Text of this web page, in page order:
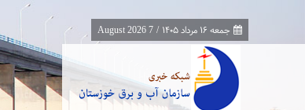
جمعه ۱۶ مرداد ۱۴۰۵ /
7 August 2026